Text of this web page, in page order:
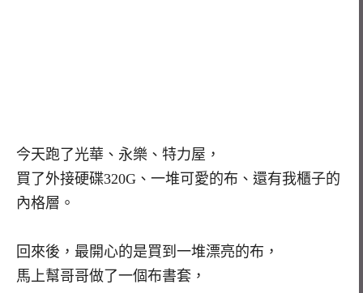
今天跑了光華、永樂、特力屋，
買了外接硬碟320G、一堆可愛的布、還有我櫃子的
內格層。
回來後，最開心的是買到一堆漂亮的布，
馬上幫哥哥做了一個布書套，